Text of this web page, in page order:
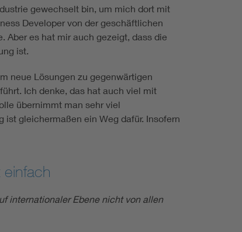
gewechselt bin, um mich dort mit
Developer von der geschäftlichen
Aber es hat mir auch gezeigt, dass die
ist.
neue Lösungen zu gegenwärtigen
Ich denke, das hat auch viel mit
übernimmt man sehr viel
ist gleichermaßen ein Weg dafür. Insofern
internationaler Ebene nicht von allen